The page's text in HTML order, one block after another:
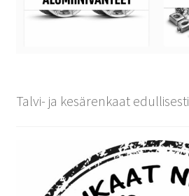
Talvi- ja kesärenkaat edullisesti